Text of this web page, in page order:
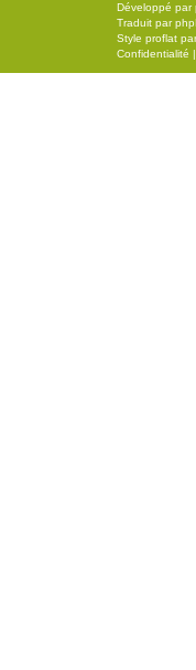
Développé par
Traduit par
Style proflat
Confidentialité |